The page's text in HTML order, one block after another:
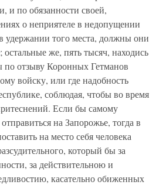
и по обязанности своей,
о неприятеле в недопущении
удержании того места, должны они
же, пять тысяч, находись
по отзыву Коронных Гетманов
войску, или где надобность
соблюдая, чтобы во время
Если бы самому
на Запорожье, тогда в
на место себя человека
который бы за
за действительною и
касательно обиженных